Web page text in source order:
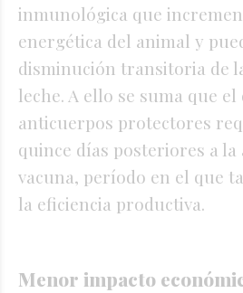
inmunológica que
energética del animal y
disminución transitoria de
leche. A ello se suma que
anticuerpos protectores
quince días posteriores a la
vacuna, período en el que
la eficiencia productiva.
Menor impacto